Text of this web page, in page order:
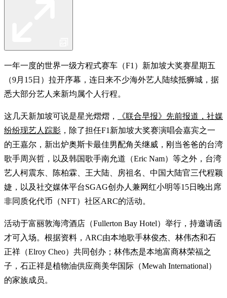
一年一度的世界一级方程式赛车（F1）新加坡大奖赛星期五
（9月15日）拉开序幕，连日来不少海外艺人陆续抵狮城，据
悉大部分艺人来新均属个人行程。
这几天新加坡可说是星光熠熠，
《联合早报》先前报道，社媒
纷纷现艺人踪影 ，除了担任F1新加坡大奖赛演唱会嘉宾之一
的王嘉尔，新出炉奥斯卡最佳男配角关继威，刚当爸爸的台湾
歌手周兴哲，以及韩国歌手南允道（Eric Nam）等之外，台湾
艺人柯震东、陈柏霖、王大陆、房祖名、中国大陆官三代程颖
婕，以及社交媒体平台SGAG创办人兼网红小明等15日晚出席
非同质化代币（NFT）社区ARC的活动。
活动于富丽敦海湾酒店（Fullerton Bay Hotel）举行，持邀请函
才可入场。根据资料，ARC由本地歌手林俊杰、林伟杰和石
正祥（Elroy Cheo）共同创办；林伟杰是本地富商林荣福之
子，石正祥是植物油供应商美华国际（Mewah International）
的家族成员。